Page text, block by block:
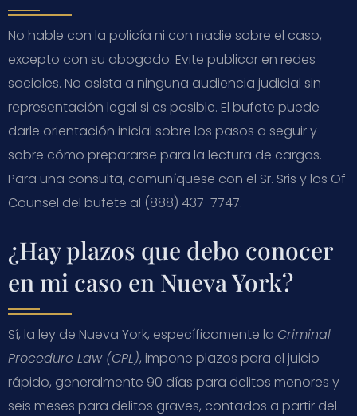
No hable con la policía ni con nadie sobre el caso,
excepto con su abogado. Evite publicar en redes
sociales. No asista a ninguna audiencia judicial sin
representación legal si es posible. El bufete puede
darle orientación inicial sobre los pasos a seguir y
sobre cómo prepararse para la lectura de cargos.
Para una consulta, comuníquese con el Sr. Sris y los Of
Counsel del bufete al (888) 437-7747.
¿Hay plazos que debo conocer
en mi caso en Nueva York?
Sí, la ley de Nueva York, específicamente la Criminal
Procedure Law (CPL), impone plazos para el juicio
rápido, generalmente 90 días para delitos menores y
seis meses para delitos graves, contados a partir del